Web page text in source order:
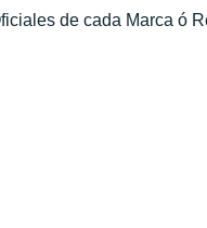
de cada Marca ó